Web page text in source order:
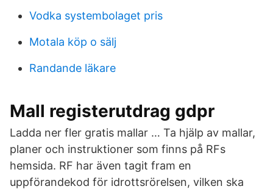
Vodka systembolaget pris
Motala köp o sälj
Randande läkare
Mall registerutdrag gdpr
Ladda ner fler gratis mallar … Ta hjälp av mallar,
planer och instruktioner som finns på RFs
hemsida. RF har även tagit fram en
uppförandekod för idrottsrörelsen, vilken ska